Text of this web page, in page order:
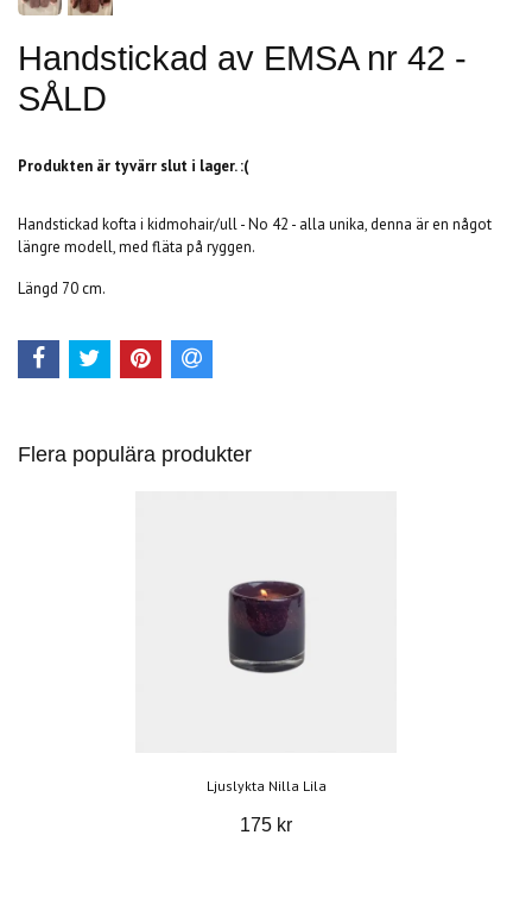
Handstickad av EMSA nr 42 -
SÅLD
Produkten är tyvärr slut i lager. :(
Handstickad kofta i kidmohair/ull - No 42 - alla unika, denna är en något
längre modell, med fläta på ryggen.
Längd 70 cm.
Flera populära produkter
Ljuslykta Nilla Lila
175 kr